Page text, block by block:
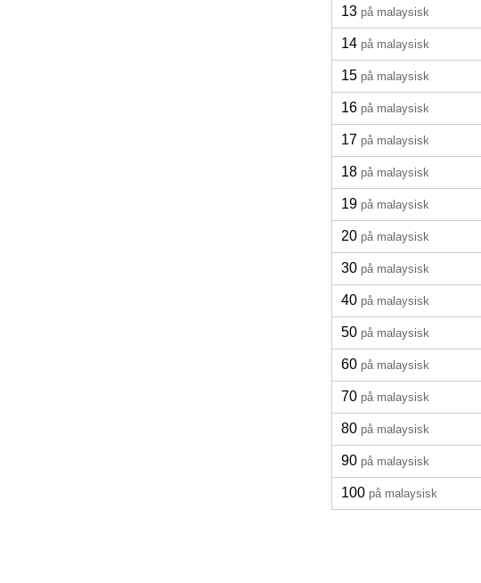
13 på malaysisk
14 på malaysisk
15 på malaysisk
16 på malaysisk
17 på malaysisk
18 på malaysisk
19 på malaysisk
20 på malaysisk
30 på malaysisk
40 på malaysisk
50 på malaysisk
60 på malaysisk
70 på malaysisk
80 på malaysisk
90 på malaysisk
100 på malaysisk